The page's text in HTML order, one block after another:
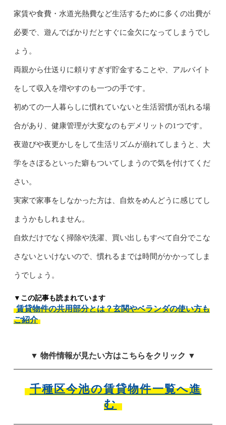
家賃や食費・水道光熱費など生活するために多くの出費が
必要で、遊んでばかりだとすぐに金欠になってしまうでし
ょう。
両親から仕送りに頼りすぎず貯金することや、アルバイト
をして収入を増やすのも一つの手です。
初めての一人暮らしに慣れていないと生活習慣が乱れる場
合があり、健康管理が大変なのもデメリットの1つです。
夜遊びや夜更かしをして生活リズムが崩れてしまうと、大
学をさぼるといった癖もついてしまうので気を付けてくだ
さい。
実家で家事をしなかった方は、自炊をめんどうに感じてし
まうかもしれません。
自炊だけでなく掃除や洗濯、買い出しもすべて自分でこな
さないといけないので、慣れるまでは時間がかかってしま
うでしょう。
▼この記事も読まれています
賃貸物件の共用部分とは？玄関やベランダの使い方も
ご紹介
▼ 物件情報が見たい方はこちらをクリック ▼
千種区今池の賃貸物件一覧へ進
む